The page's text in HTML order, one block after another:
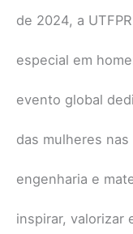
de 2024, a
especial em
evento global
das mulheres
engenharia e
inspirar, valorizar